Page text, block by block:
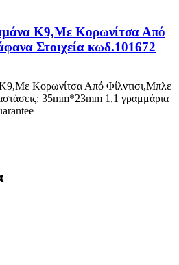
K9,Με Κορωνίτσα Από
Στοιχεία κωδ.101672
Κορωνίτσα Από Φίλντισι,Μπλε
35mm*23mm 1,1 γραμμάρια